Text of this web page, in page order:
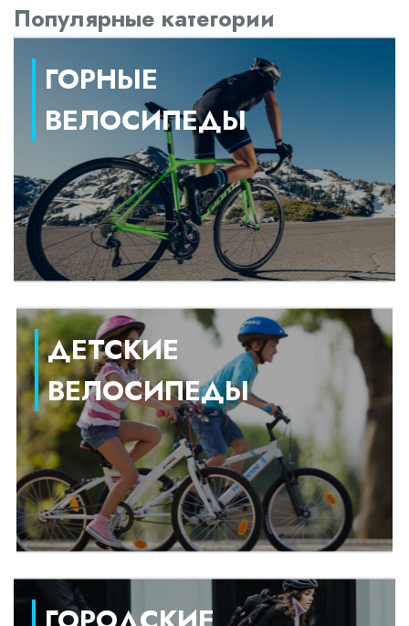
Популярные категории
ГОРНЫЕ
ВЕЛОСИПЕДЫ
ДЕТСКИЕ
ВЕЛОСИПЕДЫ